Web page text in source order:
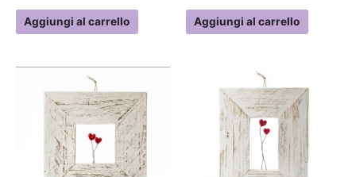
Aggiungi al carrello Aggiungi al carrello